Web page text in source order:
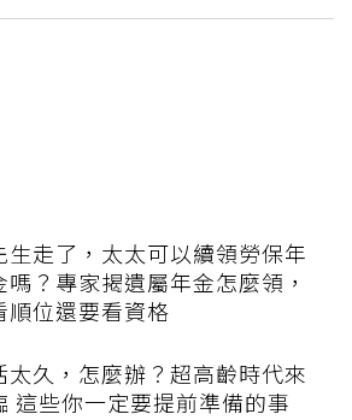
生走了，太太可以續領勞保年
嗎？專家揭遺屬年金怎麼領，
順位還要看資格
太久，怎麼辦？超高齡時代來
這些你一定要提前準備的事